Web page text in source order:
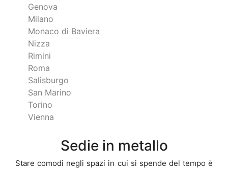
Genova
Milano
Monaco di Baviera
Nizza
Rimini
Roma
Salisburgo
San Marino
Torino
Vienna
Sedie in metallo
Stare comodi negli spazi in cui si spende del tempo è